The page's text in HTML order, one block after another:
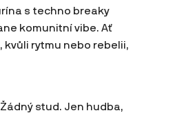
s techno breaky
komunitní vibe. Ať
kvůli rytmu nebo rebelii,
stud. Jen hudba,